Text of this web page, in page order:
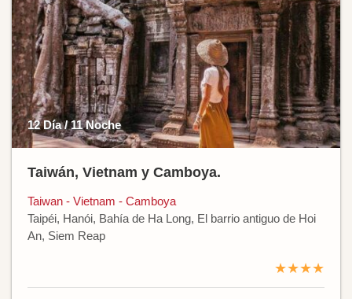
12 Día / 11 Noche
Taiwán, Vietnam y Camboya.
Taiwan - Vietnam - Camboya
Taipéi, Hanói, Bahía de Ha Long, El barrio antiguo de Hoi
An, Siem Reap
★★★★